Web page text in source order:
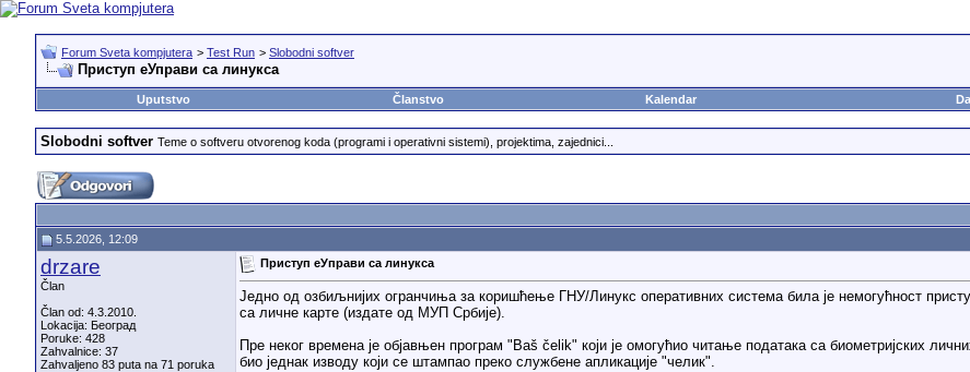
Forum Sveta kompjutera > Test Run > Slobodni softver
Приступ еУправи са линукса
Uputstvo
Članstvo Kalendar
Slobodni softver Teme o softveru otvorenog koda (programi i operativni sistemi), projektima, zajednici...
5.5.2026, 12:09
drzare
Član
Član od: 4.3.2010.
Lokacija: Београд
Poruke: 428
Zahvalnice: 37
Zahvaljeno 83 puta na 71 poruka
Приступ еУправи са линукса
Једно од озбиљнијих огранчиња за коришћење ГНУ/Линукс оперативних система била је немогућност
са личне карте (издате од МУП Србије).
Пре неког времена је објавњен програм "Baš čelik" који је омогућио читање података са биометријских
био једнак изводу који се штампао преко службене апликације "челик".